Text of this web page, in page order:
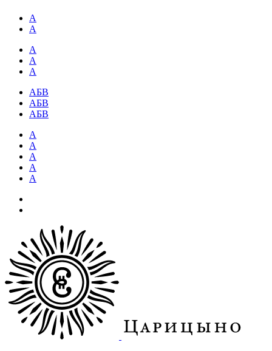
А
А
А
А
А
АБВ
АБВ
АБВ
А
А
А
А
А